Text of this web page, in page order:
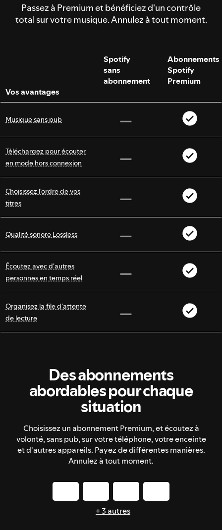
Passez à Premium et bénéficiez d'un contrôle
total sur votre musique. Annulez à tout moment.
Vos avantages
Spotify
sans
abonnement
Abonnements
Spotify
Premium
Musique sans pub
Téléchargez pour écouter
en mode hors connexion
Choisissez l'ordre de vos
titres
Qualité sonore Lossless
Écoutez avec d'autres
personnes en temps réel
Organisez la file d'attente
de lecture
Des abonnements
abordables pour chaque
situation
Choisissez un abonnement Premium, et écoutez à
volonté, sans pub, sur votre téléphone, votre enceinte
et d'autres appareils. Payez de différentes manières.
Annulez à tout moment.
+ 3 autres